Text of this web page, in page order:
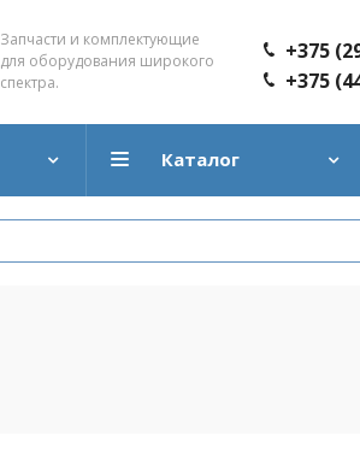
Запчасти и комплектующие
для оборудования широкого
спектра.
+375
+375
Каталог